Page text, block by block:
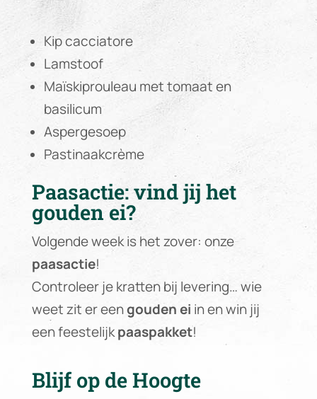
Kip cacciatore
Lamstoof
Maïskiprouleau met tomaat en
basilicum
Aspergesoep
Pastinaakcrème
Paasactie: vind jij het
gouden ei?
Volgende week is het zover: onze
paasactie!
Controleer je kratten bij levering… wie
weet zit er eengouden ei in en win jij
een feestelijkpaaspakket!
Blijf op de Hoogte